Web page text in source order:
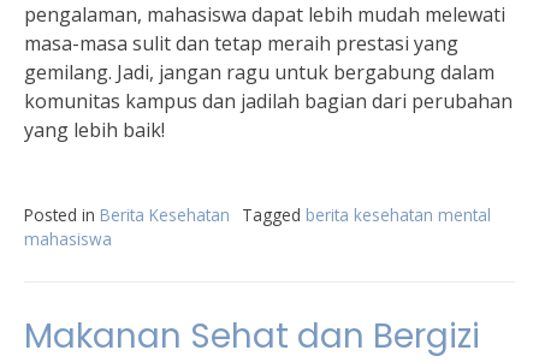
pengalaman, mahasiswa dapat lebih mudah melewati
masa-masa sulit dan tetap meraih prestasi yang
gemilang. Jadi, jangan ragu untuk bergabung dalam
komunitas kampus dan jadilah bagian dari perubahan
yang lebih baik!
Posted in Berita Kesehatan Tagged berita kesehatan mental
mahasiswa
Makanan Sehat dan Bergizi